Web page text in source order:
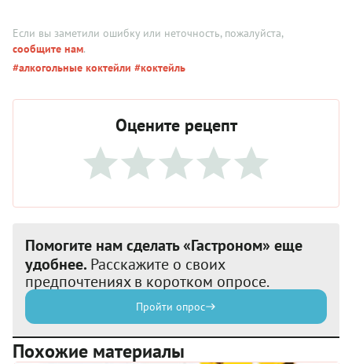
Если вы заметили ошибку или неточность, пожалуйста,
сообщите нам.
#алкогольные коктейли #коктейль
Оцените рецепт
Помогите нам сделать «Гастроном» еще
удобнее. Расскажите о своих
предпочтениях в коротком опросе.
Пройти опрос
Похожие материалы